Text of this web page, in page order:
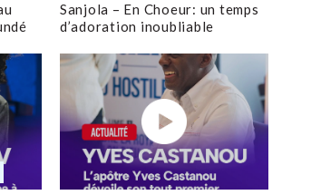
Sanjola – En Choeur: un temps
d’adoration inoubliable